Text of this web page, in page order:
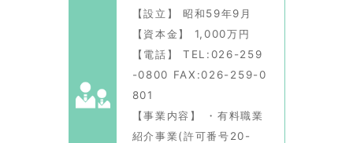
【設立】 昭和59年9月
【資本金】 1,000万円
【電話】 TEL:026-259
-0800 FAX:026-259-0
801
【事業内容】 ・有料職業
紹介事業(許可番号20-